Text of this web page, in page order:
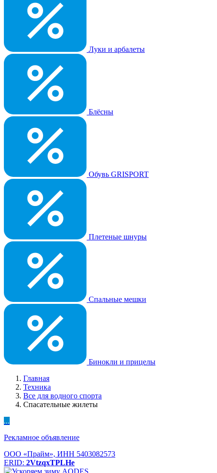
Луки и арбалеты
Блёсны
Обувь GRISPORT
Плетеные шнуры
Спальные мешки
Бинокли и прицелы
Главная
Техника
Все для водного спорта
Спасательные жилеты
...
Рекламное объявление
ООО «Прайм», ИНН 5403082573
ERID: 2VtzqxTPLHe